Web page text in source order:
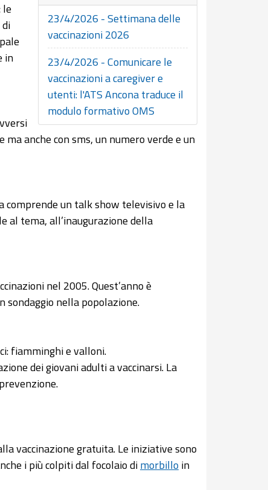
23/4/2026 - Settimana delle
vaccinazioni 2026
23/4/2026 - Comunicare le
vaccinazioni a caregiver e
utenti: l'ATS Ancona traduce il
modulo formativo OMS
le
in
anche con sms, un numero verde e un
comprende un talk show televisivo e la
tema, all’inaugurazione della
nel 2005. Quest’anno è
sondaggio nella popolazione.
fiamminghi e valloni.
dei giovani adulti a vaccinarsi. La
vaccinazione gratuita. Le iniziative sono
i più colpiti dal focolaio dimorbillo in